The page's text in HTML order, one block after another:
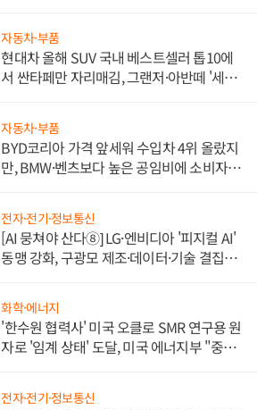
자동차·부품
현대차 올해 SUV 국내 베스트셀러 톱10에
서 싼타페만 자리매김, 그랜저·아반떼 '세단
자동차·부품
BYD코리아 가격 앞세워 수입차 4위 올랐지
만, BMW·벤츠보다 높은 공임비에 소비자
전자·전기·정보통신
[AI 뭉쳐야 산다⑧] LG·엔비디아 '피지컬 AI'
동맹 강화, 구광모 제조·데이터·기술 결집
화학·에너지
'한수원 협력사' 미국 오클로 SMR 연구용 원
자로 '임계 상태' 도달, 미국 에너지부 "중요
전자·전기·정보통신